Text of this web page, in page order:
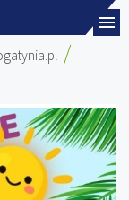
rok
miesiąc